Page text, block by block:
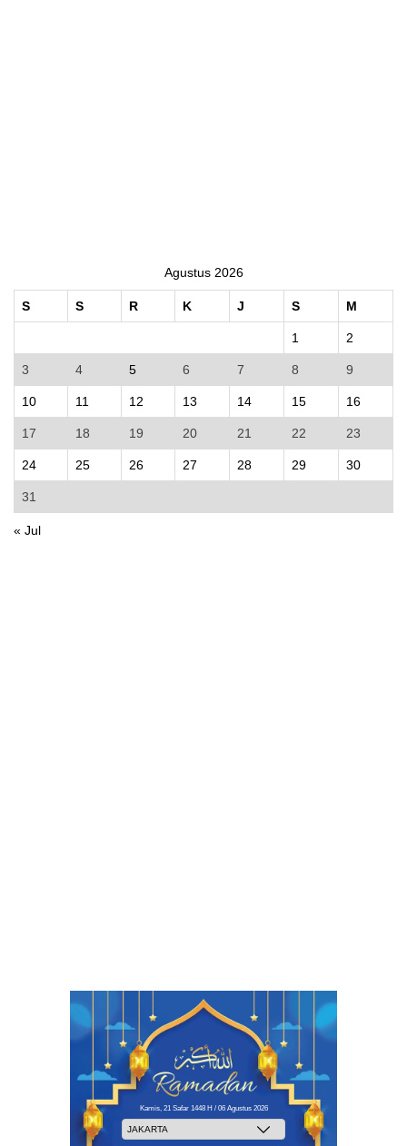
Agustus 2026
S S R K J S M
1 2
3 4 5 6 7 8 9
10 11 12 13 14 15 16
17 18 19 20 21 22 23
24 25 26 27 28 29 30
31
« Jul
Kamis, 21 Safar 1448 H / 06 Agustus 2026